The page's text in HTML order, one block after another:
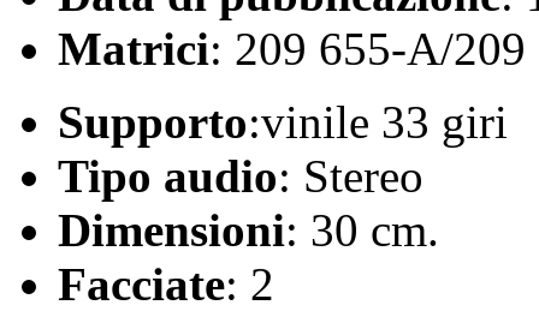
Matrici: 209 655-A/
Supporto:vinile 33 giri
Tipo audio: Stereo
Dimensioni: 30 cm.
Facciate: 2